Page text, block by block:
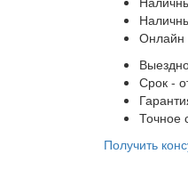
Онлайн
Срок -
Точное
Получить